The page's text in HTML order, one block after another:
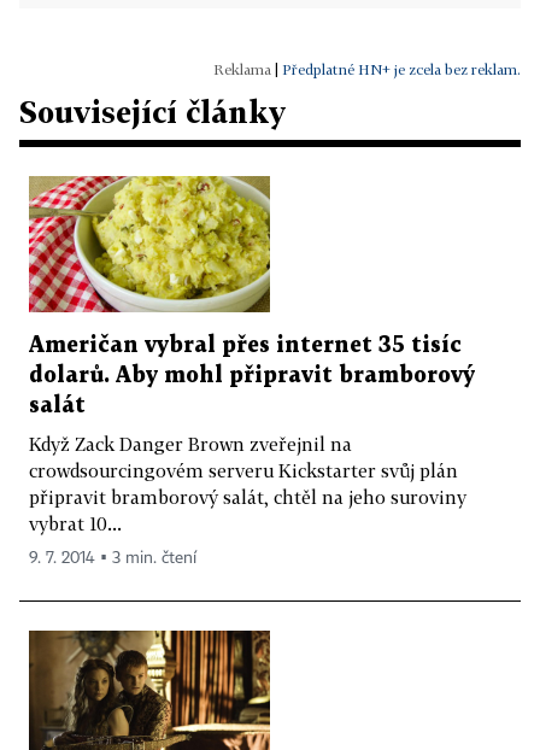
Předplatné HN+ je zcela bez reklam.
Související články
Američan vybral přes internet 35 tisíc
dolarů. Aby mohl připravit bramborový
salát
Když Zack Danger Brown zveřejnil na
crowdsourcingovém serveru Kickstarter svůj plán
připravit bramborový salát, chtěl na jeho suroviny
vybrat 10...
9. 7. 2014 ▪ 3 min. čtení